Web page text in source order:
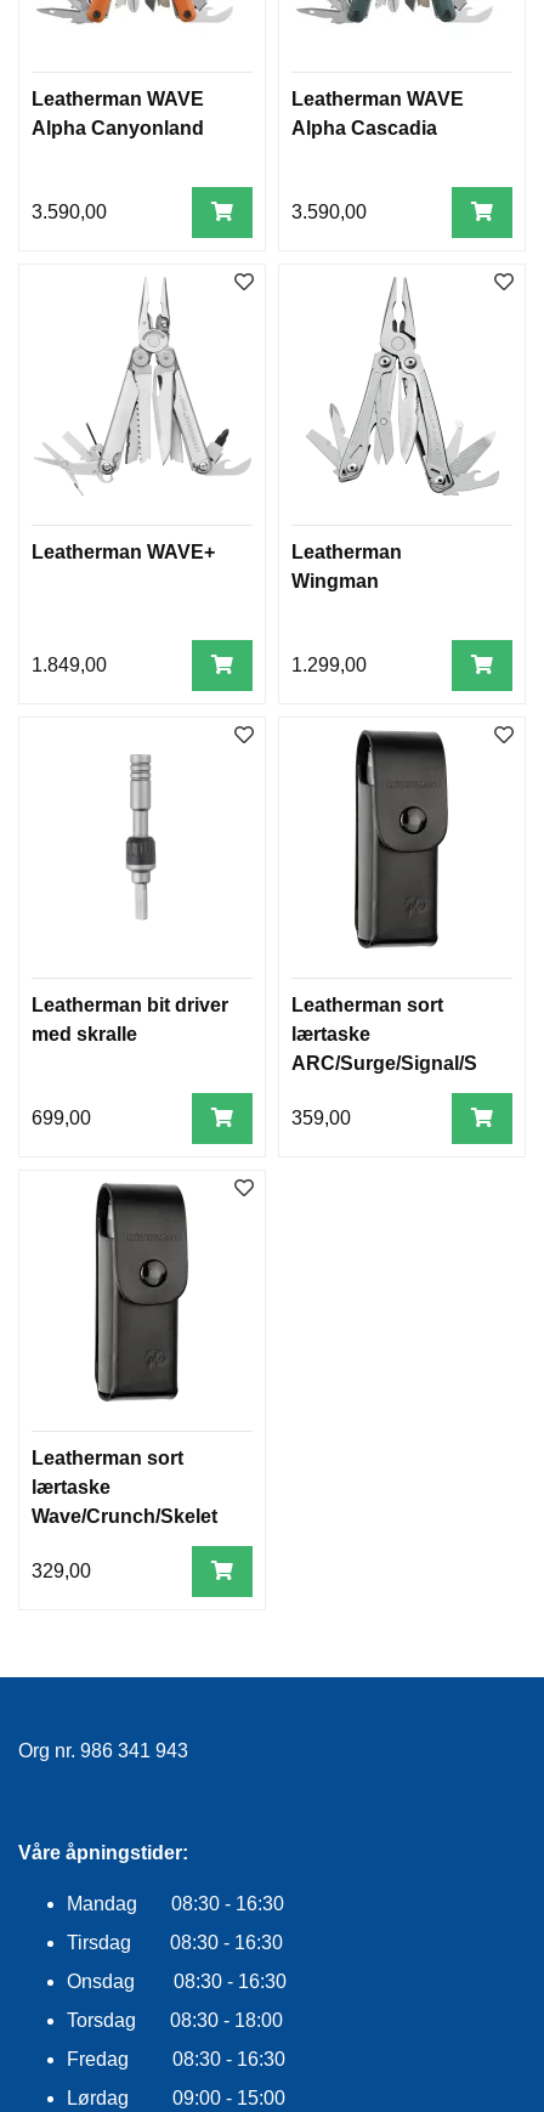
Leatherman WAVE
Alpha Canyonland
3.590,00
Leatherman WAVE
Alpha Cascadia
3.590,00
Leatherman WAVE+
1.849,00
Leatherman
Wingman
1.299,00
Leatherman bit driver
med skralle
699,00
Leatherman sort
lærtaske
ARC/Surge/Signal/S
359,00
Leatherman sort
lærtaske
Wave/Crunch/Skelet
329,00
Org nr. 986 341 943
Våre åpningstider:
Mandag 08:30 - 16:30
Tirsdag 08:30 - 16:30
Onsdag 08:30 - 16:30
Torsdag 08:30 - 18:00
Fredag 08:30 - 16:30
Lørdag 09:00 - 15:00